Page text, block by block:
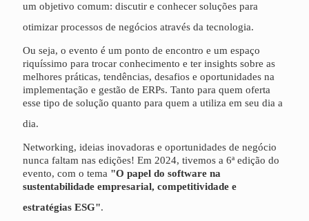
um objetivo comum: discutir e conhecer soluções para
otimizar processos de negócios através da tecnologia.
Ou seja, o evento é um ponto de encontro e um espaço
riquíssimo para trocar conhecimento e ter insights sobre as
melhores práticas, tendências, desafios e oportunidades na
implementação e gestão de ERPs. Tanto para quem oferta
esse tipo de solução quanto para quem a utiliza em seu dia a
dia.
Networking, ideias inovadoras e oportunidades de negócio
nunca faltam nas edições! Em 2024, tivemos a 6ª edição do
evento, com o tema "O papel do software na
sustentabilidade empresarial, competitividade e
estratégias ESG".